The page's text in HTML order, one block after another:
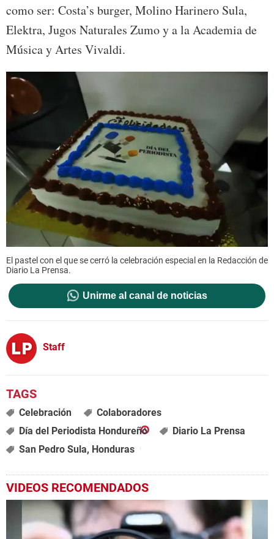
como ser: Costa’s burger, Molino Harinero Sula,
Elektra, Jugos Naturales Zumo y a la Academia de
Música y Artes Vivaldi.
El pastel con el que se cerró la celebración especial en la Redacción de
Diario La Prensa.
Unirme al canal de noticias
Staff
Celebración
Colaboradores
Día del Periodista Hondureño
Diario La Prensa
San Pedro Sula, Honduras
VIDEOS RECOMENDADOS